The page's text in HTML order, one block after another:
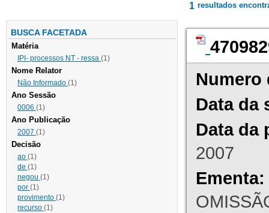
BUSCA FACETADA
Matéria
IPI- processos NT - ressa (1)
Nome Relator
Não Informado (1)
Ano Sessão
0006 (1)
Ano Publicação
2007 (1)
Decisão
ao (1)
de (1)
negou (1)
por (1)
provimento (1)
recurso (1)
1 resultados
Numero
Data da
Data da
2007
Ementa: